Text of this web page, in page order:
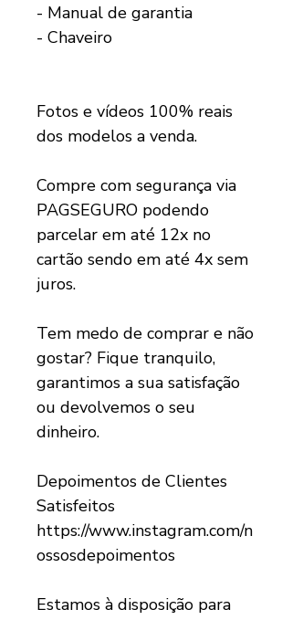
- Manual de garantia
- Chaveiro
Fotos e vídeos 100% reais
dos modelos a venda.
Compre com segurança via
PAGSEGURO podendo
parcelar em até 12x no
cartão sendo em até 4x sem
juros.
Tem medo de comprar e não
gostar? Fique tranquilo,
garantimos a sua satisfação
ou devolvemos o seu
dinheiro.
Depoimentos de Clientes
Satisfeitos​​​​​​​
https://www.instagram.com/n
ossosdepoimentos
Estamos à disposição para